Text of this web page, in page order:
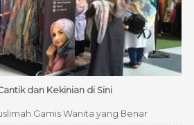
dan Kekinian di Sini
Gamis Wanita yang Benar